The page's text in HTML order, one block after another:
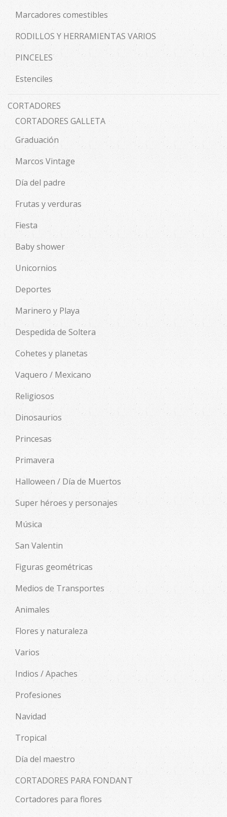
Marcadores comestibles
RODILLOS Y HERRAMIENTAS VARIOS
PINCELES
Estenciles
CORTADORES
CORTADORES GALLETA
Graduación
Marcos Vintage
Día del padre
Frutas y verduras
Fiesta
Baby shower
Unicornios
Deportes
Marinero y Playa
Despedida de Soltera
Cohetes y planetas
Vaquero / Mexicano
Religiosos
Dinosaurios
Princesas
Primavera
Halloween / Día de Muertos
Super héroes y personajes
Música
San Valentin
Figuras geométricas
Medios de Transportes
Animales
Flores y naturaleza
Varios
Indios / Apaches
Profesiones
Navidad
Tropical
Día del maestro
CORTADORES PARA FONDANT
Cortadores para flores